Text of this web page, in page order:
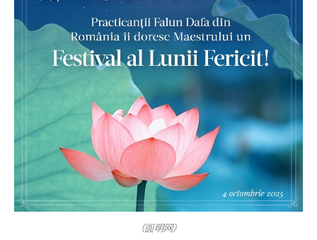
（圆明网）